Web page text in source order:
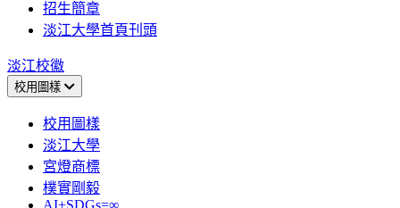
招生簡章
淡江大學首頁刊頭
淡江校徽
校用圖樣
校用圖樣
淡江大學
宮燈商標
樸實剛毅
AI+SDGs=∞